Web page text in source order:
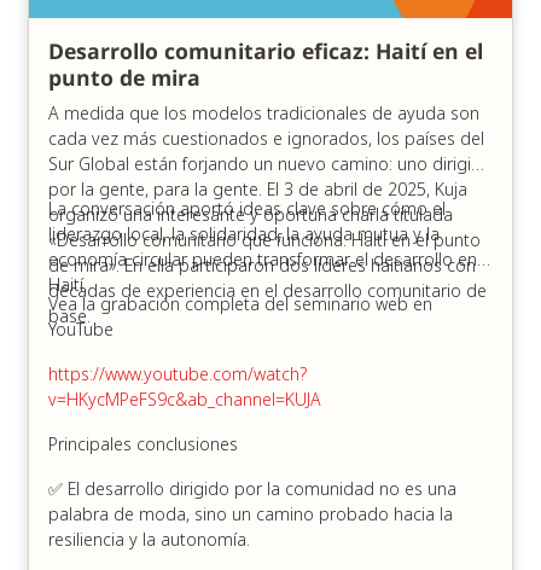
Desde 1997, KCDF trabaja para capacitar a las
comunidades de Kenia y permitirles asumir el control de
su propio desarrollo. Su enfoque va más allá de las
finanzas tradicionales, haciendo hincapié en la acción
colectiva, la creación de riqueza y la recaudación de
fondos locales como pilares fundamentales del cambio
sostenible.
Principales conclusiones del seminario web:
Soluciones locales y comunitarias
KCDF cree que el verdadero cambio se produce
cuando las comunidades toman la iniciativa. Su
enfoque va más allá de considerar a las personas
responsables de la toma de decisiones. Esta
mentalidad genera un sentimiento más profundo
de propiedad, confianza y resistencia a largo
plazo.
Al fomentar las donaciones locales y ayudar a las
comunidades a crear sus propios fondos de
dotación, KCDF está allanando el camino para
Desarrollo comunitario eficaz: Haití en el
punto de mira
A medida que los modelos tradicionales de ayuda son
cada vez más cuestionados e ignorados, los países del
Sur Global están forjando un nuevo camino: uno dirigido
por la gente, para la gente. El 3 de abril de 2025, Kuja
organizó una interesante y oportuna charla titulada
«Desarrollo comunitario que funciona: Haití en el punto
de mira». En ella participaron dos líderes haitianos con
décadas de experiencia en el desarrollo comunitario de
base.
La conversación aportó ideas clave sobre cómo el
liderazgo local, la solidaridad, la ayuda mutua y la
economía circular pueden transformar el desarrollo en
Haití.
Vea la grabación completa del seminario web en
YouTube
https://www.youtube.com/watch?
v=HKycMPeFS9c&ab_channel=KUJA
Principales conclusiones
✅ El desarrollo dirigido por la comunidad no es una
palabra de moda, sino un camino probado hacia la
resiliencia y la autonomía.